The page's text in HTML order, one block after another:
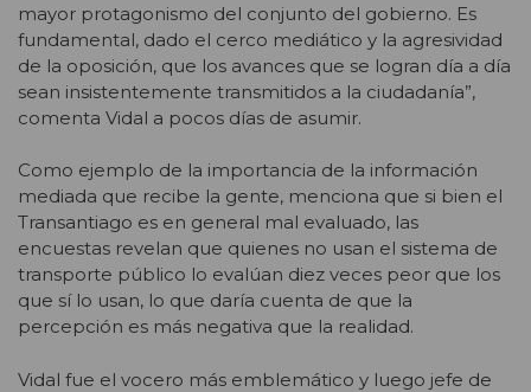
mayor protagonismo del conjunto del gobierno. Es
fundamental, dado el cerco mediático y la agresividad
de la oposición, que los avances que se logran día a día
sean insistentemente transmitidos a la ciudadanía”,
comenta Vidal a pocos días de asumir.
Como ejemplo de la importancia de la información
mediada que recibe la gente, menciona que si bien el
Transantiago es en general mal evaluado, las
encuestas revelan que quienes no usan el sistema de
transporte público lo evalúan diez veces peor que los
que sí lo usan, lo que daría cuenta de que la
percepción es más negativa que la realidad.
Vidal fue el vocero más emblemático y luego jefe de